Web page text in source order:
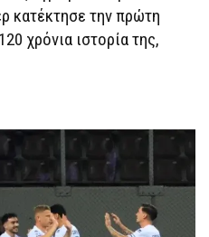
κατέκτησε την πρώτη
χρόνια ιστορία της,